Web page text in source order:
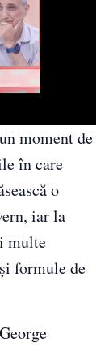
moment de
în care
o
iar la
multe
formule de